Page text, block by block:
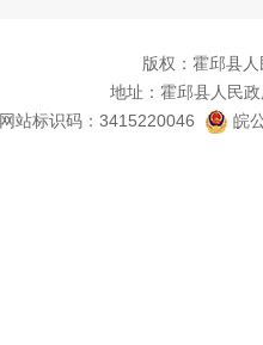
版权：霍邱县
地址：霍邱县人民
网站标识码：3415220046
皖